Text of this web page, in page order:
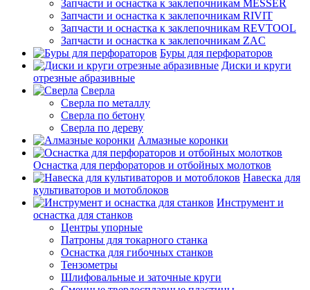
Запчасти и оснастка к заклепочникам MESSER
Запчасти и оснастка к заклепочникам RIVIT
Запчасти и оснастка к заклепочникам REVTOOL
Запчасти и оснастка к заклепочникам ZAC
Буры для перфораторов
Диски и круги
отрезные абразивные
Сверла
Сверла по металлу
Сверла по бетону
Сверла по дереву
Алмазные коронки
Оснастка для перфораторов и отбойных молотков
Навеска для
культиваторов и мотоблоков
Инструмент и
оснастка для станков
Центры упорные
Патроны для токарного станка
Оснастка для гибочных станков
Тензометры
Шлифовальные и заточные круги